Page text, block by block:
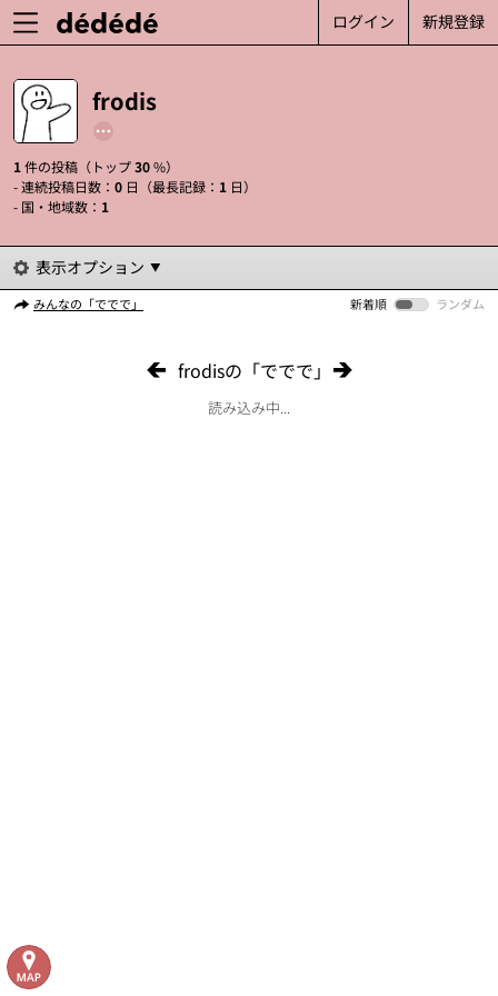
新規登録
ログイン
frodis
1件の投稿（トップ30%）
- 連続投稿日数： 0 日（最長記録： 1 日）
- 国・地域数： 1
表示オプション
みんなの「ででで」 新着順 ランダム
frodisの「ででで」
読み込み中...